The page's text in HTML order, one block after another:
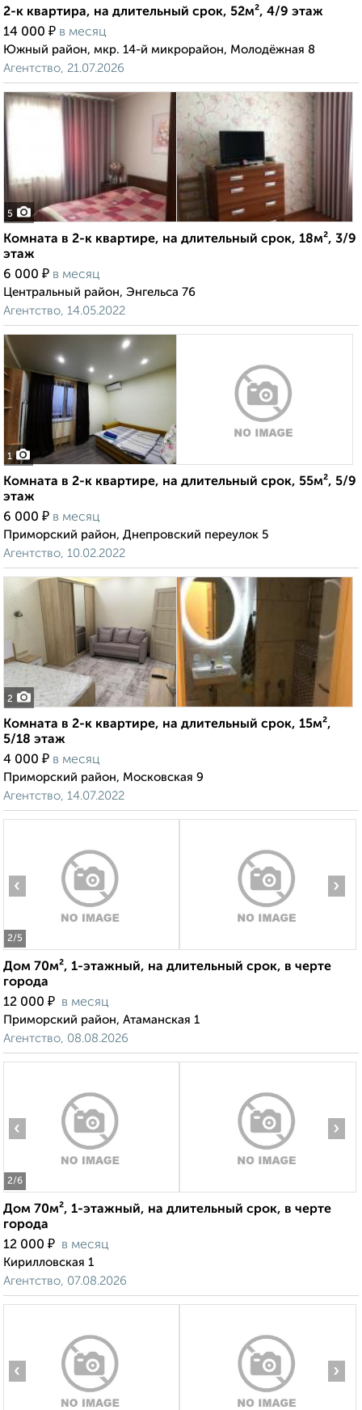
2-к квартира, на длительный срок, 52м², 4/9 этаж
14 000 ₽ в месяц
Южный район, мкр. 14-й микрорайон, Молодёжная 8
Агентство, 21.07.2026
5
Комната в 2-к квартире, на длительный срок, 18м², 3/9
этаж
6 000 ₽ в месяц
Центральный район, Энгельса 76
Агентство, 14.05.2022
1
Комната в 2-к квартире, на длительный срок, 55м², 5/9
этаж
6 000 ₽ в месяц
Приморский район, Днепровский переулок 5
Агентство, 10.02.2022
2
Комната в 2-к квартире, на длительный срок, 15м²,
5/18 этаж
4 000 ₽ в месяц
Приморский район, Московская 9
Агентство, 14.07.2022
2/5
‹ ›
Дом 70м², 1-этажный, на длительный срок, в черте
города
12 000 ₽ в месяц
Приморский район, Атаманская 1
Агентство, 08.08.2026
2/6
‹ ›
Дом 70м², 1-этажный, на длительный срок, в черте
города
12 000 ₽ в месяц
Кирилловская 1
Агентство, 07.08.2026
‹ ›